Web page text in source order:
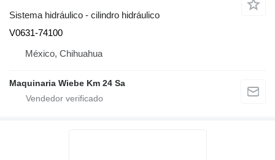
Sistema hidráulico - cilindro hidráulico
V0631-74100
México, Chihuahua
Maquinaria Wiebe Km 24 Sa